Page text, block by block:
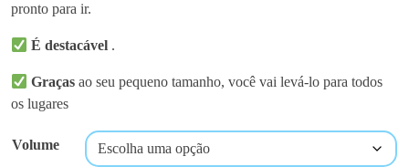
pronto para ir.
É destacável .
Graçasao seu pequeno tamanho, você vai levá-lo para todos
os lugares
Volume